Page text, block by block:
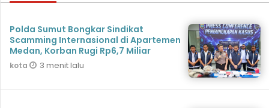
Polda Sumut Bongkar Sindikat
Scamming Internasional di Apartemen
Medan, Korban Rugi Rp6,7 Miliar
kota 3 menit lalu